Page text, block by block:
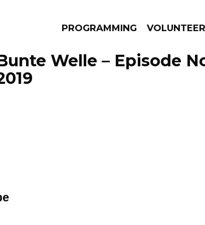
PROGRAMMING VOLUNTEER
Welle – Episode